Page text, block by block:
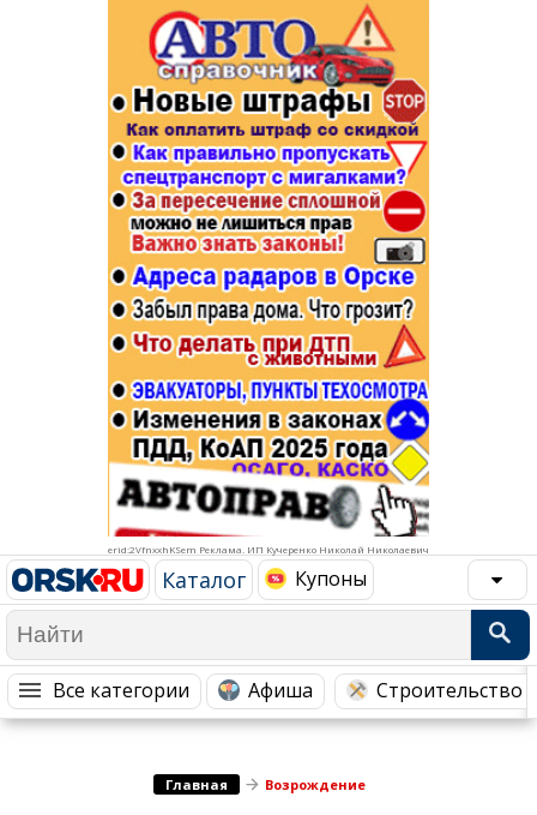
erid:2VfnxxhKSem Реклама. ИП Кучеренко Николай Николаевич
Каталог Купоны
Все категории Афиша Строительство
Афиша
Строительство и ремонт
Авто и мото
Рестораны, кафе, бары
Спорт Фитнес
Недвижимость
Красота Косметология
Медицина Здоровье
Путешествия, Туризм
Гостиницы
Образование
Бытовые услуги
Телекоммуникации и связь
Торговля
Бизнес и финансы
Юристы, Экспертиза, Страхование
Ремонт
Социальные организации
Это интересно
Администрация
Промышленность
Сельское хозяйство
Ветеринария, Зоотовары
Курьерская служба, Службы до...
Популярное →
Строительство и ремонт
Главная Возрождение